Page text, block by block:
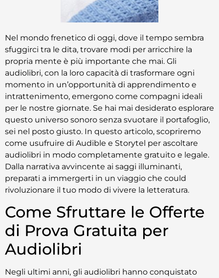
Nel mondo frenetico di oggi, dove il tempo sembra
sfuggirci tra le dita, trovare modi per arricchire la
propria mente è più importante che mai. Gli
audiolibri, con la loro capacità di trasformare ogni
momento in un’opportunità di apprendimento e
intrattenimento, emergono come compagni ideali
per le nostre giornate. Se hai mai desiderato esplorare
questo universo sonoro senza svuotare il portafoglio,
sei nel posto giusto. In questo articolo, scopriremo
come usufruire di Audible e Storytel per ascoltare
audiolibri in modo completamente gratuito e legale.
Dalla narrativa avvincente ai saggi illuminanti,
preparati a immergerti in un viaggio che could
rivoluzionare il tuo modo di vivere la letteratura.
Come Sfruttare le Offerte
di Prova Gratuita per
Audiolibri
Negli ultimi anni, gli audiolibri hanno conquistato